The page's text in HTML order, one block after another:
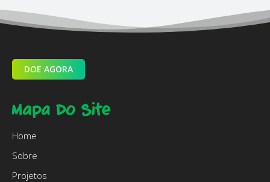
DOE AGORA
Mapa Do Site
Home
Sobre
Projetos